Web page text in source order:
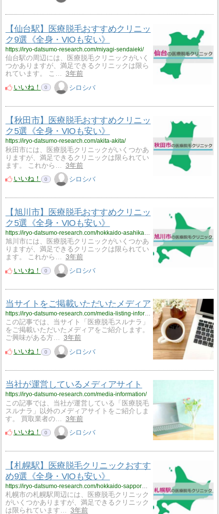
【仙台駅】医療脱毛おすすめクリニッ
ク9選《全身・VIOも安い》
https://iryo-datsumo-research.com/miyagi-sendaieki/
仙台駅の周辺には、医療脱毛クリニックがいく
つかありますが、満足できるクリニックは限ら
れています。 こ…
3年前
いいね！
0 シロシバ
【秋田市】医療脱毛おすすめクリニッ
ク5選《全身・VIOも安い》
https://iryo-datsumo-research.com/akita-akita/
秋田市には、医療脱毛クリニックがいくつかあ
りますが、満足できるクリニックは限られてい
ます。 これから…
3年前
いいね！
0 シロシバ
【旭川市】医療脱毛おすすめクリニッ
ク5選《全身・VIOも安い》
旭川市には、医療脱毛クリニックがいくつかあ
りますが、満足できるクリニックは限られてい
ます。 これから…
3年前
いいね！
0 シロシバ
当サイトをご掲載いただいたメディア
https://iryo-datsumo-research.com/media-listing-information/
この記事では、当サイト「医療脱毛スルナラ」
をご掲載いただいたメディアをご紹介します。
ご興味がある方…
3年前
いいね！
0 シロシバ
当社が運営しているメディアサイト
https://iryo-datsumo-research.com/media-information/
この記事では、当社が運営している「医療脱毛
スルナラ」以外のメディアサイトをご紹介しま
す。 買取業者の…
3年前
いいね！
0 シロシバ
【札幌駅】医療脱毛クリニックおすす
め9選《全身・VIOも安い》
札幌市の札幌駅周辺には、医療脱毛クリニック
がいくつかありますが、満足できるクリニック
は限られています…
3年前